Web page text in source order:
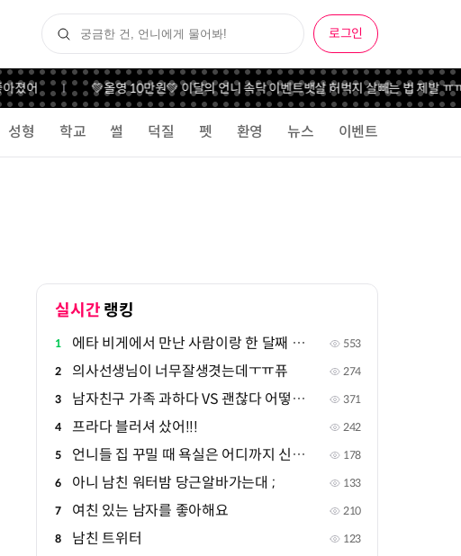
로그인
졌어 💚올영 10만원💚 이달의 언니 속닥 이벤트뱃살 허벅지 살빼는 법 제발 ㅠㅠ
성형 학교 썰 덕질 펫 환영 뉴스 이벤트
실시간 랭킹
1 에타 비게에서 만난 사람이랑 한 달째 연락중인데 553
2 의사선생님이 너무잘생겻는데ㅜㅠ퓨 274
3 남자친구 가족 과하다 VS 괜찮다 어떻게 생각해 371
4 프라다 블러셔 샀어!!! 242
5 언니들 집 꾸밀 때 욕실은 어디까지 신경 써?? 178
6 아니 남친 워터밤 당근알바가는대 ; 133
7 여친 있는 남자를 좋아해요 210
8 남친 트위터 123